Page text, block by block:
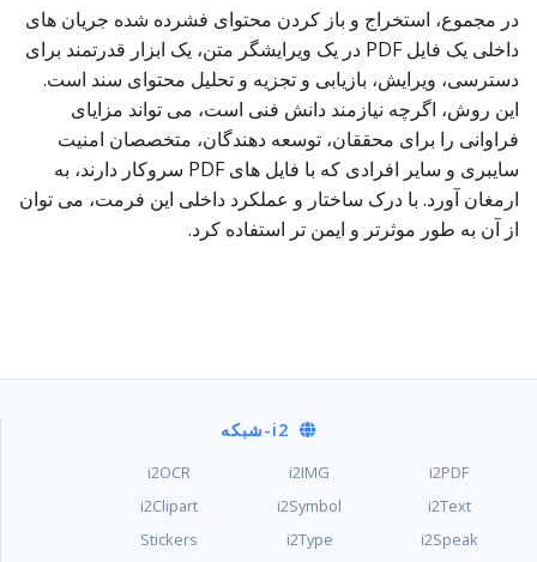
در مجموع، استخراج و باز کردن محتوای فشرده شده جریان های
داخلی یک فایل PDF در یک ویرایشگر متن، یک ابزار قدرتمند برای
دسترسی، ویرایش، بازیابی و تجزیه و تحلیل محتوای سند است.
این روش، اگرچه نیازمند دانش فنی است، می تواند مزایای
فراوانی را برای محققان، توسعه دهندگان، متخصصان امنیت
سایبری و سایر افرادی که با فایل های PDF سروکار دارند، به
ارمغان آورد. با درک ساختار و عملکرد داخلی این فرمت، می توان
از آن به طور موثرتر و ایمن تر استفاده کرد.
i2-شبکه
i2PDF
i2IMG
i2OCR
i2Text
i2Symbol
i2Clipart
i2Speak
i2Type
Stickers